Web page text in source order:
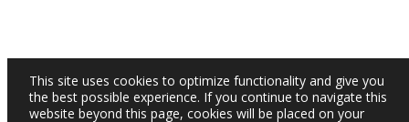
This site uses cookies to optimize functionality and give you
the best possible experience. If you continue to navigate this
website beyond this page, cookies will be placed on your